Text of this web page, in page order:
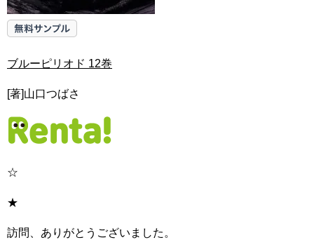
ブルーピリオド 12巻
[著]山口つばさ
☆
★
訪問、ありがとうございました。